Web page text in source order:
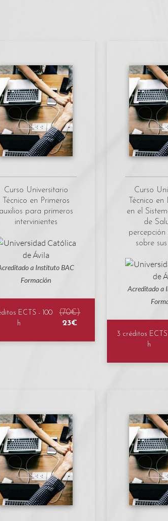
Curso Universitario
Técnico en Primeros
auxilios para primeros
intervinientes
a Instituto BAC
Formación
ECTS - 100
h
(70€)
23€
Curso
Técnico
en el
de
sobre
Acreditado a
3 créditos
h